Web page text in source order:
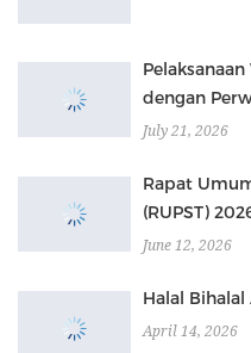
dengan
July 21, 2026
Rapat
(RUPST)
June 12, 2026
Halal Bihalal
April 14, 2026